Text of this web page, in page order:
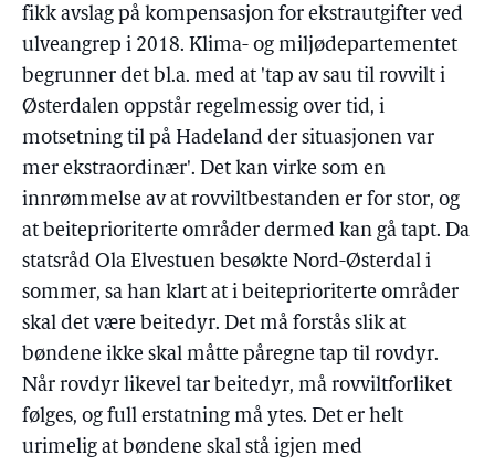
fikk avslag på kompensasjon for ekstrautgifter ved
ulveangrep i 2018. Klima- og miljødepartementet
begrunner det bl.a. med at 'tap av sau til rovvilt i
Østerdalen oppstår regelmessig over tid, i
motsetning til på Hadeland der situasjonen var
mer ekstraordinær'. Det kan virke som en
innrømmelse av at rovviltbestanden er for stor, og
at beiteprioriterte områder dermed kan gå tapt. Da
statsråd Ola Elvestuen besøkte Nord-Østerdal i
sommer, sa han klart at i beiteprioriterte områder
skal det være beitedyr. Det må forstås slik at
bøndene ikke skal måtte påregne tap til rovdyr.
Når rovdyr likevel tar beitedyr, må rovviltforliket
følges, og full erstatning må ytes. Det er helt
urimelig at bøndene skal stå igjen med